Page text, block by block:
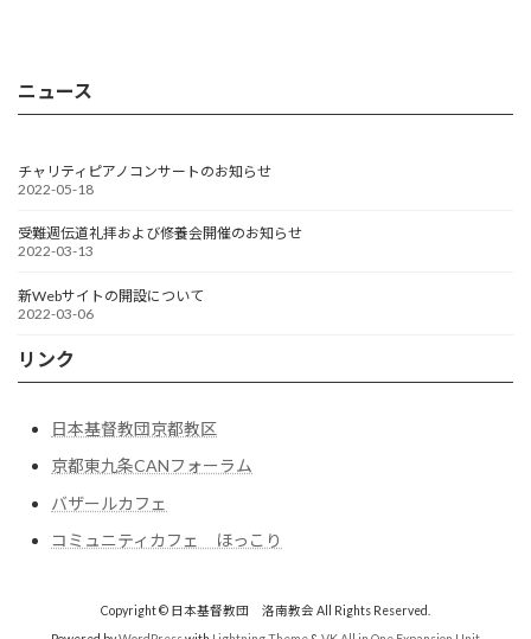
ニュース
チャリティピアノコンサートのお知らせ
2022-05-18
受難週伝道礼拝および修養会開催のお知らせ
2022-03-13
新Webサイトの開設について
2022-03-06
リンク
日本基督教団京都教区
京都東九条CANフォーラム
バザールカフェ
コミュニティカフェ ほっこり
Copyright © 日本基督教団 洛南教会 All Rights Reserved.